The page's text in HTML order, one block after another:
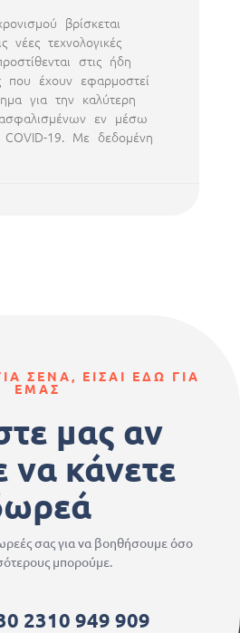
βρίσκεται
τεχνολογικές
στις ήδη
που έχουν εφαρμοστεί
για την καλύτερη
εν μέσω
COVID-19. Με δεδομένη
ΣΕΝΑ, ΕΙΣΑΙ ΕΔΩ ΓΙΑ
ΕΜΑΣ
μας αν
να κάνετε
σας για να βοηθήσουμε όσο
μπορούμε.
2310 949 909